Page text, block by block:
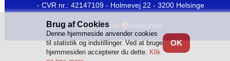
Brug af Cookies
OK
Denne hjemmeside anvender cookies
til statistik og indstillinger. Ved at bruge
hjemmesiden accepterer du dette. Klik
- CVR nr.: 42147109 - Holmevej 22 - 3200 Helsinge
Facebook Instagram